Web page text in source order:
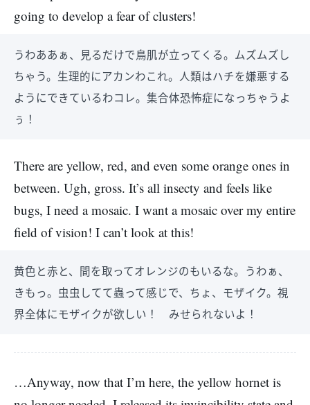
going to develop a fear of clusters!
うわああぁ、見るだけで鳥肌が立ってくる。ムズムズし
ちゃう。生理的にアカンわこれ。人類はハチを嫌悪する
ようにできているわコレ。集合体恐怖症になっちゃうよ
ぅ！
There are yellow, red, and even some orange ones in
between. Ugh, gross. It’s all insecty and feels like
bugs, I need a mosaic. I want a mosaic over my entire
field of vision! I can’t look at this!
黄色と赤と、間を取ってオレンジのもいるな。うわぁ、
きもっ。虫虫してて蟲って感じで、ちょ、モザイク。視
界全体にモザイクが欲しい！ みせられないよ！
…Anyway, now that I’m here, the yellow hornet is